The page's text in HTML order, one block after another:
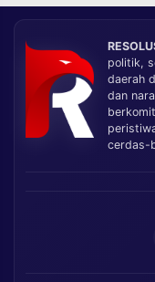
politik,
daerah
dan
cerdas-